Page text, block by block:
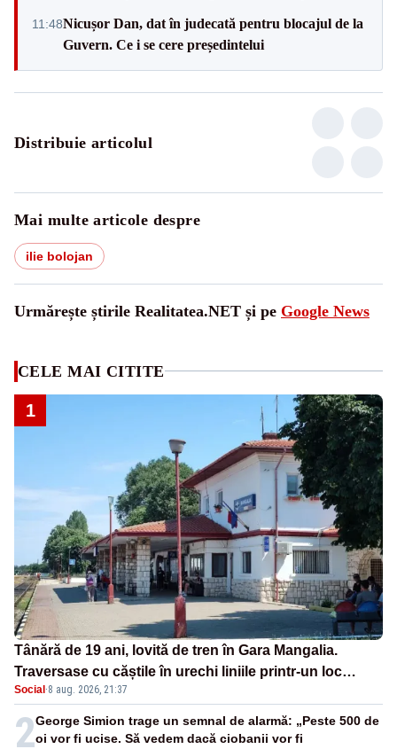
11:48Nicușor Dan, dat în judecată pentru blocajul de la
Guvern. Ce i se cere președintelui
Distribuie articolul
Mai multe articole despre
ilie bolojan
Urmărește știrile Realitatea.NET și pe Google News
CELE MAI CITITE
1
Tânără de 19 ani, lovită de tren în Gara Mangalia.
Traversase cu căștile în urechi liniile printr-un loc
nepermis
Social ·8 aug. 2026, 21:37
2George Simion trage un semnal de alarmă: „Peste 500 de
oi vor fi ucise. Să vedem dacă ciobanii vor fi